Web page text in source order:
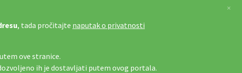
, tada pročitajte naputak o privatnosti
ove stranice.
ih je dostavljati putem ovog portala.
×